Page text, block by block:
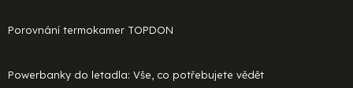
Porovnání termokamer TOPDON
Powerbanky do letadla: Vše, co potřebujete vědět